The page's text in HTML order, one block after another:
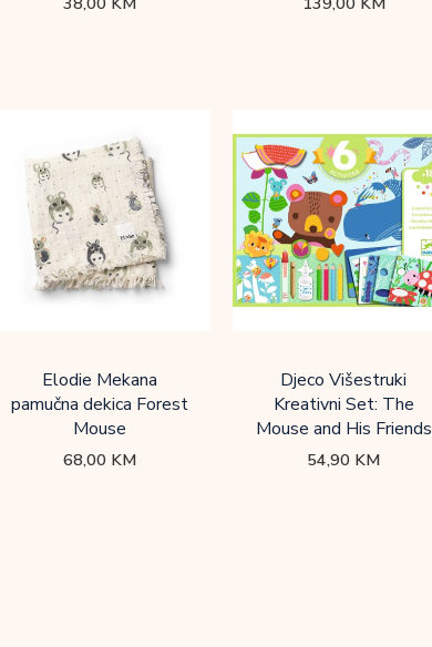
Elodie Mekana
pamučna dekica Forest
Mouse
68,00 KM
Djeco Višestruki
Kreativni Set: The
Mouse and His Friends
54,90 KM